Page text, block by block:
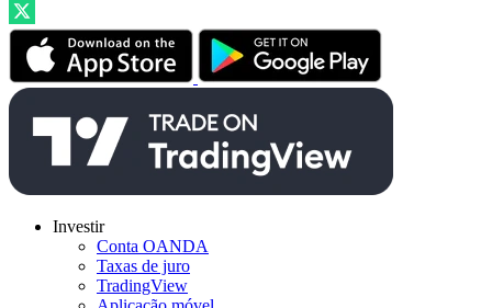
Investir
Conta OANDA
Taxas de juro
TradingView